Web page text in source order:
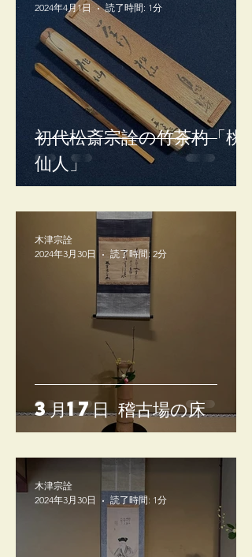
初代松斎宗詮の竹茶杓「桃
仙人」
2024年4月1日
読了時間: 1分
3月17日 稽古場の床
木津宗詮
2024年3月30日
読了時間: 2分
木津宗詮
2024年3月30日
読了時間: 1分